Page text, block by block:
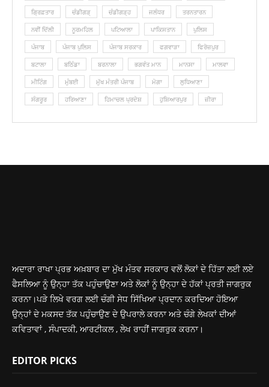
ਗ੍ਰਿਫ਼ਤਾਰ ਚੰਡੀਗੜ੍ ਚੰਡੀਗੜ੍ਹ ਜਲੰਧਰ ਤਰਨਤਾਰਨ
ਨਵੀਂ ਦਿੱਲੀ ਨੂਰਮਹਿਲ ਪਟਿਆਲਾ ਪਾਕਿਸਤਾਨ ਪੁਲਿਸ
ਪੰਜਾਬ ਪੰਜਾਬ ਪੁਲਿਸ ਪੰਜਾਬ ਸਰਕਾਰ ਫਗਵਾੜਾ ਫਿਰੋਜ਼ਪੁਰ
ਬਟਾਲਾ ਬਠਿੰਡਾ ਬਰਨਾਲਾ ਭਗਵੰਤ ਮਾਨ ਮਾਨਸਾ ਮਾਲਵਾ
ਮੀਟਿੰਗ ਮੁੰਬਈ ਮੁੱਖ ਮੰਤਰੀ ਪੰਜਾਬ ਮੋਗਾ ਲੁ‎ਧਿਆਣਾ
ਸੰਗਰੂਰ ਹਰਿਆਣਾ ਹਿਮਾਚਲ ਪ੍ਰਦੇਸ਼ ਹੁਸ਼ਿਆਰਪੁਰ ਜ਼ੀਰਾ
ਅਦਾਰਾ ਰਾਖਾ ਪ੍ਰਭ ਅਖ਼ਬਾਰ ਦਾ ਮੁੱਖ ਮੰਤਵ ਸਰਕਾਰ ਵਲੋਂ ਲੋਕਾਂ ਦੇ ਹਿੱਤਾ ਲਈ ਲਏ
ਫੈਸਲਿਆ ਨੂੰ ਉਨ੍ਹਾ ਤੱਕ ਪਹੁੰਚਾਉਣਾ ਅਤੇ ਲੋਕਾਂ ਨੂੰ ਉਨ੍ਹਾ ਦੇ ਹੱਕਾਂ ਪ੍ਰਤੀ ਜਾਗਰੁਕ
ਕਰਨਾ।ਪੜੇ ਲਿਖੇ ਵਰਗ ਲਈ ਚੰਗੀ ਸੇਧ ਸਿੱਖਿਆ ਪ੍ਰਦਾਨ ਕਰਦਿਆ ਹੋਇਆ
ਉਨ੍ਹਾਂ ਦੇ ਮਕਸਦ ਤੱਕ ਪਹੁੰਚਾਉਣ ਦੇ ਉਪਰਾਲੇ ਕਰਨਾ ਅਤੇ ਚੰਗੇ ਲੇਖਕਾਂ ਦੀਆਂ
ਕਵਿਤਾਵਾਂ , ਸੰਪਾਦਕੀ, ਆਰਟੀਕਲ , ਲੇਖ ਰਾਹੀਂ ਜਾਗਰੁਕ ਕਰਨਾ।
EDITOR PICKS